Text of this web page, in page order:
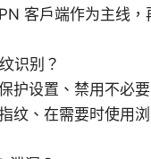
客户端作为主线，
识别？
护设置、禁用不必
纹、在需要时使用